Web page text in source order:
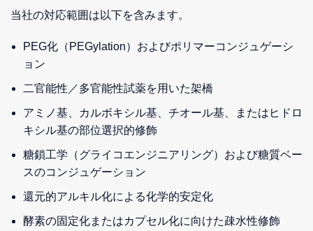
当社の対応範囲は以下を含みます。
PEG化（PEGylation）およびポリマーコンジュゲーシ
ョン
二官能性／多官能性試薬を用いた架橋
アミノ基、カルボキシル基、チオール基、またはヒドロ
キシル基の部位選択的修飾
糖鎖工学（グライコエンジニアリング）および糖質ベー
スのコンジュゲーション
還元的アルキル化による化学的安定化
酵素の固定化またはカプセル化に向けた疎水性修飾